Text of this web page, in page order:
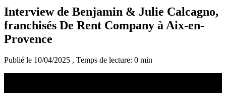
Interview de Benjamin & Julie Calcagno,
franchisés De Rent Company à Aix-en-
Provence
Publié le 10/04/2025 , Temps de lecture: 0 min